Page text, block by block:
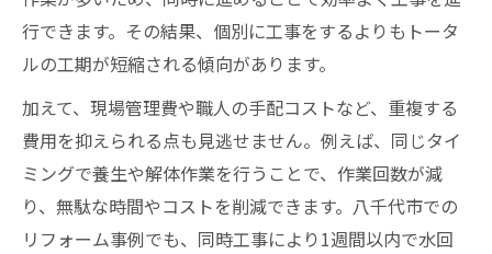
行できます。その結果、個別に工事をするよりもトータ
ルの工期が短縮される傾向があります。
加えて、現場管理費や職人の手配コストなど、重複する
費用を抑えられる点も見逃せません。例えば、同じタイ
ミングで養生や解体作業を行うことで、作業回数が減
り、無駄な時間やコストを削減できます。八千代市での
リフォーム事例でも、同時工事により1週間以内で水回